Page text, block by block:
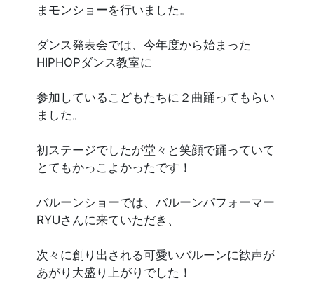
まモンショーを行いました。
ダンス発表会では、今年度から始まった
HIPHOPダンス教室に
参加しているこどもたちに２曲踊ってもらい
ました。
初ステージでしたが堂々と笑顔で踊っていて
とてもかっこよかったです！
バルーンショーでは、バルーンパフォーマー
RYUさんに来ていただき、
次々に創り出される可愛いバルーンに歓声が
あがり大盛り上がりでした！